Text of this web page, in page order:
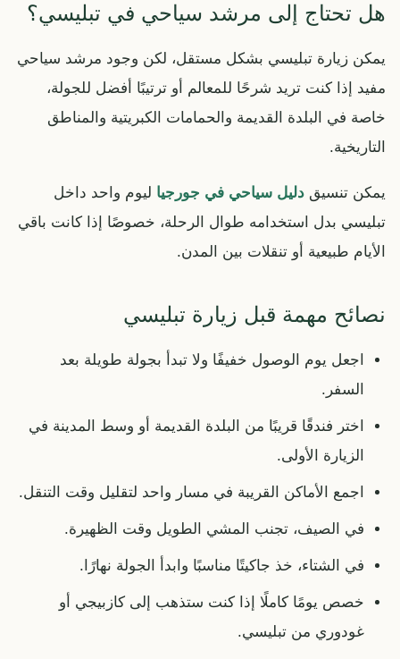
هل تحتاج إلى مرشد سياحي في تبليسي؟
يمكن زيارة تبليسي بشكل مستقل، لكن وجود مرشد سياحي
مفيد إذا كنت تريد شرحًا للمعالم أو ترتيبًا أفضل للجولة،
خاصة في البلدة القديمة والحمامات الكبريتية والمناطق
التاريخية.
يمكن تنسيق دليل سياحي في جورجيا ليوم واحد داخل
تبليسي بدل استخدامه طوال الرحلة، خصوصًا إذا كانت باقي
الأيام طبيعية أو تنقلات بين المدن.
نصائح مهمة قبل زيارة تبليسي
اجعل يوم الوصول خفيفًا ولا تبدأ بجولة طويلة بعد
السفر.
اختر فندقًا قريبًا من البلدة القديمة أو وسط المدينة في
الزيارة الأولى.
اجمع الأماكن القريبة في مسار واحد لتقليل وقت التنقل.
في الصيف، تجنب المشي الطويل وقت الظهيرة.
في الشتاء، خذ جاكيتًا مناسبًا وابدأ الجولة نهارًا.
خصص يومًا كاملًا إذا كنت ستذهب إلى كازبيجي أو
غودوري من تبليسي.